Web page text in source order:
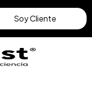
Soy Cliente